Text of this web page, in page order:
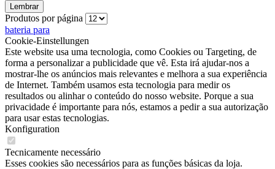
Lembrar
Produtos por página
bateria para
Cookie-Einstellungen
Este website usa uma tecnologia, como Cookies ou Targeting, de
forma a personalizar a publicidade que vê. Esta irá ajudar-nos a
mostrar-lhe os anúncios mais relevantes e melhora a sua experiência
de Internet. Também usamos esta tecnologia para medir os
resultados ou alinhar o conteúdo do nosso website. Porque a sua
privacidade é importante para nós, estamos a pedir a sua autorização
para usar estas tecnologias.
Konfiguration
Tecnicamente necessário
Esses cookies são necessários para as funções básicas da loja.